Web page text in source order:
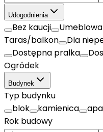
Udogodnienia
Bez kaucji
Taras/balkon
Dla
Dostępna pralka
Ogródek
Budynek
Typ budynku
blok
kamienica
Rok budowy